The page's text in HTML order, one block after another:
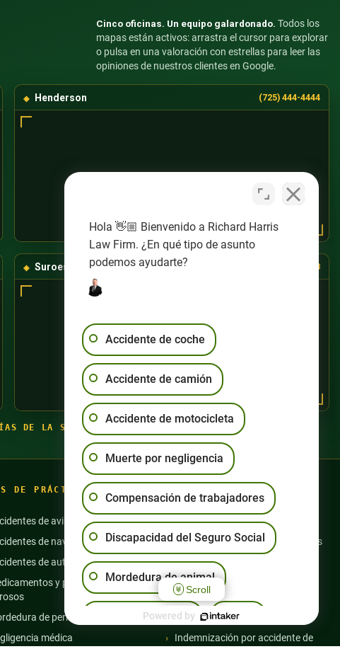
Cinco oficinas. Un equipo galardonado. Todos los
mapas están activos: arrastra el cursor para explorar
o pulsa en una valoración con estrellas para leer las
opiniones de nuestros clientes en Google.
Henderson (725) 444-4444
Suroeste de Las Vegas (725) 888-8888
DE LA SEMANA
DE PRÁCTICA
de aviación
de navegación
de autobús
y productos
de perro
médica
Accidentes de moto
Abuso en residencias de ancianos
Accidentes de semicamiones
Resbalones y caídas
Discapacidad de la Seguridad
Social
Indemnización por accidente de
Hola 👋🏼 Bienvenido a Richard Harris
Law Firm. ¿En qué tipo de asunto
podemos ayudarte?
Accidente de coche
Accidente de camión
Accidente de motocicleta
Muerte por negligencia
Compensación de trabajadores
Discapacidad del Seguro Social
Mordedura de animal
Resbalón y caída Otro
Scroll
Powered by